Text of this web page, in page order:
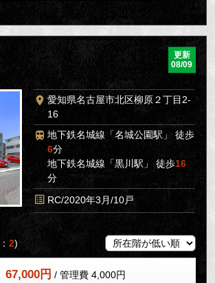
更新
08/09
愛知県名古屋市北区柳原２丁目2-
16
地下鉄名城線「名城公園駅」 徒歩
6分
地下鉄名城線「黒川駅」 徒歩16
分
RC/2020年3月/10戸
2)
67,000円 / 管理費 4,000円